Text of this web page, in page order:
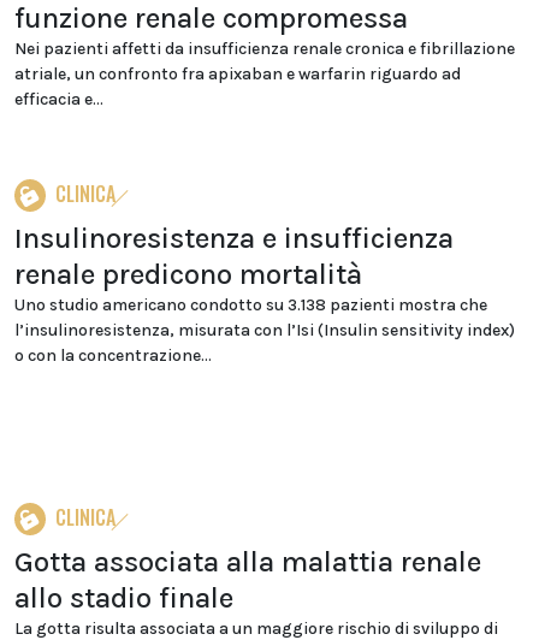
funzione renale compromessa
Nei pazienti affetti da insufficienza renale cronica e fibrillazione
atriale, un confronto fra apixaban e warfarin riguardo ad
efficacia e...
CLINICA
Insulinoresistenza e insufficienza
renale predicono mortalità
Uno studio americano condotto su 3.138 pazienti mostra che
l’insulinoresistenza, misurata con l’Isi (Insulin sensitivity index)
o con la concentrazione...
CLINICA
Gotta associata alla malattia renale
allo stadio finale
La gotta risulta associata a un maggiore rischio di sviluppo di